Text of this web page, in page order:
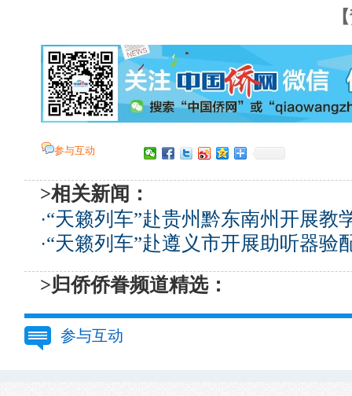
参与互动
>相关新闻：
·“天籁列车”赴贵州黔东南州开展教
·“天籁列车”赴遵义市开展助听器验
>归侨侨眷频道精选：
参与互动